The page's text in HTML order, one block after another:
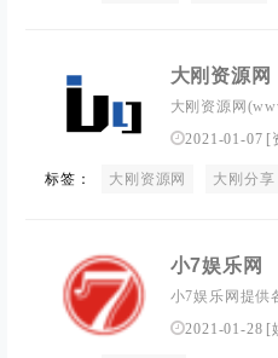
大刚资源网
大刚资源网
薅羊毛、网赚,
2021-01-07 [
标签： 大刚资源网 大刚分享
小7娱乐网
小7娱乐网提供
要访问一下我
2021-01-28 [